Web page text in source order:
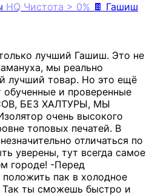
HQ Чистота > 0% 🍫 Гашиш
лучший Гашиш. Это не
мы реально
лучший товар. Но это ещё
обученные и проверенные
БЕЗ ХАЛТУРЫ, МЫ
очень высокого
топовых печатей. В
отличаться по
уверены, тут всегда самое
городе! -Перед
пак в холодное
Так ты сможешь быстро и